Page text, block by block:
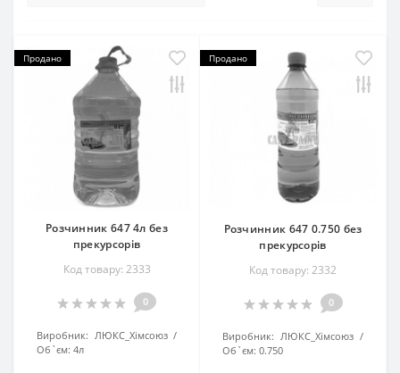
Продано
Розчинник 647 4л без
прекурсорів
Код товару: 2333
0
Виробник: ЛЮКС_Хімсоюз
Об`єм: 4л
Продано
Розчинник 647 0.750 без
прекурсорів
Код товару: 2332
0
Виробник: ЛЮКС_Хімсоюз
Об`єм: 0.750